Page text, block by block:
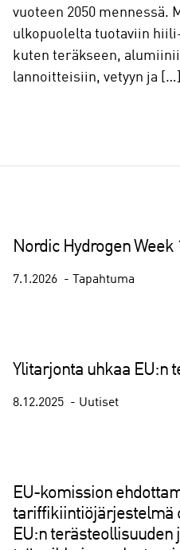
vuoteen 2050 mennessä.
ulkopuolelta tuotaviin
kuten teräkseen,
lannoitteisiin, vetyyn ja […]
Nordic Hydrogen Week
7.1.2026 Tapahtuma
Ylitarjonta uhkaa EU:n
8.12.2025 Uutiset
EU-komission
tariffikiintiöjärjestelmä
EU:n terästeollisuuden